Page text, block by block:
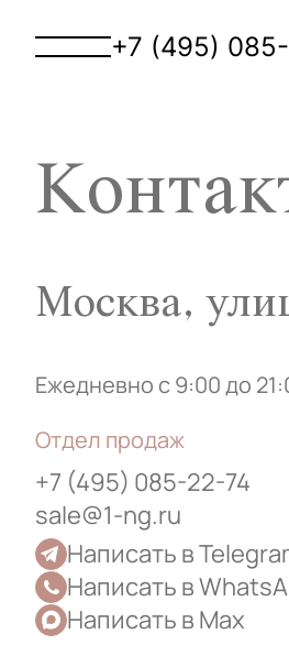
+7 (495)
Москва,
Ежедневно с 9:00 до
Отдел продаж
+7 (495) 085-22-74
sale@1-ng.ru
Написать в
Написать в
Написать в Max